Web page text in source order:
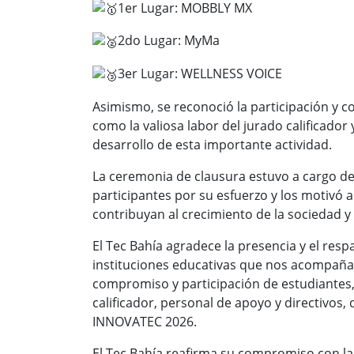
1er Lugar: MOBBLY MX
2do Lugar: MyMa
3er Lugar: WELLNESS VOICE
Asimismo, se reconoció la participación y
como la valiosa labor del jurado
desarrollo de esta importante actividad.
La ceremonia de clausura estuvo a cargo
participantes por su esfuerzo y los motivó
contribuyan al crecimiento de la sociedad y
El Tec Bahía agradece la presencia y el
instituciones educativas que nos
compromiso y participación de
calificador, personal de apoyo y
INNOVATEC 2026.